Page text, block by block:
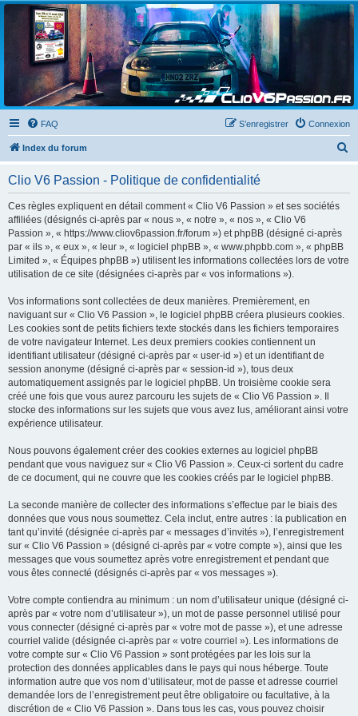
Clio V6 Passion
Le site français des passionnés de Clio V6
FAQ Connexion
S’enregistrer
Index du forum
Clio V6 Passion - Politique de confidentialité
Ces règles expliquent en détail comment « Clio V6 Passion » et ses sociétés
affiliées (désignés ci-après par « nous », « notre », « nos », « Clio V6
Passion », « https://www.cliov6passion.fr/forum ») et phpBB (désigné ci-après
par « ils », « eux », « leur », « logiciel phpBB », « www.phpbb.com », « phpBB
Limited », « Équipes phpBB ») utilisent les informations collectées lors de votre
utilisation de ce site (désignées ci-après par « vos informations »).
Vos informations sont collectées de deux manières. Premièrement, en
naviguant sur « Clio V6 Passion », le logiciel phpBB créera plusieurs cookies.
Les cookies sont de petits fichiers texte stockés dans les fichiers temporaires
de votre navigateur Internet. Les deux premiers cookies contiennent un
identifiant utilisateur (désigné ci-après par « user-id ») et un identifiant de
session anonyme (désigné ci-après par « session-id »), tous deux
automatiquement assignés par le logiciel phpBB. Un troisième cookie sera
créé une fois que vous aurez parcouru les sujets de « Clio V6 Passion ». Il
stocke des informations sur les sujets que vous avez lus, améliorant ainsi votre
expérience utilisateur.
Nous pouvons également créer des cookies externes au logiciel phpBB
pendant que vous naviguez sur « Clio V6 Passion ». Ceux-ci sortent du cadre
de ce document, qui ne couvre que les cookies créés par le logiciel phpBB.
La seconde manière de collecter des informations s’effectue par le biais des
données que vous nous soumettez. Cela inclut, entre autres : la publication en
tant qu’invité (désignée ci-après par « messages d’invités »), l’enregistrement
sur « Clio V6 Passion » (désigné ci-après par « votre compte »), ainsi que les
messages que vous soumettez après votre enregistrement et pendant que
vous êtes connecté (désignés ci-après par « vos messages »).
Votre compte contiendra au minimum : un nom d’utilisateur unique (désigné ci-
après par « votre nom d’utilisateur »), un mot de passe personnel utilisé pour
vous connecter (désigné ci-après par « votre mot de passe »), et une adresse
courriel valide (désignée ci-après par « votre courriel »). Les informations de
votre compte sur « Clio V6 Passion » sont protégées par les lois sur la
protection des données applicables dans le pays qui nous héberge. Toute
information autre que vos nom d’utilisateur, mot de passe et adresse courriel
demandée lors de l’enregistrement peut être obligatoire ou facultative, à la
discrétion de « Clio V6 Passion ». Dans tous les cas, vous pouvez choisir